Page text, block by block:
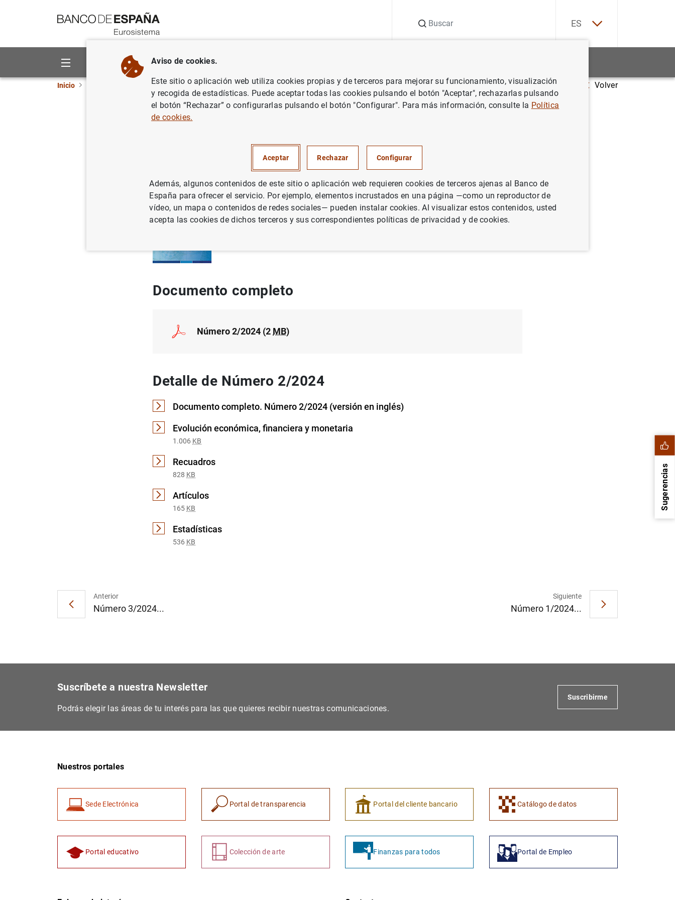
ES
Sobre el Banco Áreas de actuación
Inicio Publicaciones del BCE Boletín Económico del BCE Número 2/2024 Volver
Número 2/2024
Serie: Boletín Económico del BCE.
Autor: Banco Central Europeo. Traducción: Banco de España
Documento completo
Número 2/2024 (2 MB)
Detalle de Número 2/2024
Documento completo. Número 2/2024 (versión en inglés)
Evolución económica, financiera y monetaria
1.006 KB
Recuadros
828 KB
Artículos
165 KB
Estadísticas
536 KB
Anterior
Número 3/2024...
Siguiente
Número 1/2024...
Sugerencias
1
Suscríbete a nuestra Newsletter
Podrás elegir las áreas de tu interés para las que quieres recibir nuestras comunicaciones.
Suscribirme
Nuestros portales
Sede Electrónica Portal de transparencia Portal del cliente bancario Catálogo de datos
Portal educativo Colección de arte Finanzas para todos Portal de Empleo
Aviso de cookies.
Este sitio o aplicación web utiliza cookies propias y de terceros para mejorar su funcionamiento, visualización
y recogida de estadísticas. Puede aceptar todas las cookies pulsando el botón "Aceptar", rechazarlas pulsando
el botón “Rechazar” o configurarlas pulsando el botón "Configurar". Para más información, consulte la Política
de cookies.
Aceptar Rechazar Configurar
Además, algunos contenidos de este sitio o aplicación web requieren cookies de terceros ajenas al Banco de
España para ofrecer el servicio. Por ejemplo, elementos incrustados en una página —como un reproductor de
vídeo, un mapa o contenidos de redes sociales— pueden instalar cookies. Al visualizar estos contenidos, usted
acepta las cookies de dichos terceros y sus correspondientes políticas de privacidad y de cookies.